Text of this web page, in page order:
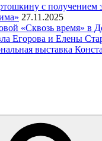
с
27.11.2025
«Сквозь время» в
Егорова и Елены
выставка